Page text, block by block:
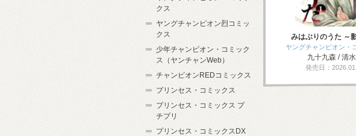
みはぶりのうた ～
ヤングチャンピオン・
九十九森 / 清
発売日：
クス
ヤングチャンピオン烈コミッ
クス
少年チャンピオン・コミック
ス（ヤンチャンWeb）
チャンピオンREDコミックス
プリンセス・コミックス
プリンセス・コミックス プ
チプリ
プリンセス・コミックスDX